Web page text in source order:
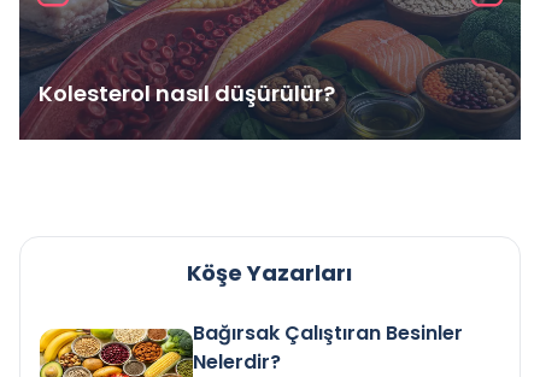
Kolesterol nasıl düşürülür?
Köşe Yazarları
Bağırsak Çalıştıran Besinler
Nelerdir?